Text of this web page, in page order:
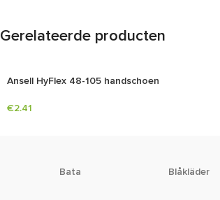
Gerelateerde producten
Ansell HyFlex 48-105 handschoen
€2.41
Bata Blåkläder